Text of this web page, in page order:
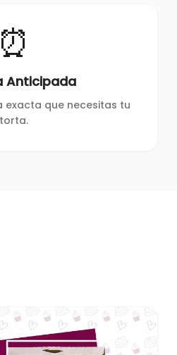
⏰
Anticipada
exacta que necesitas tu
torta.